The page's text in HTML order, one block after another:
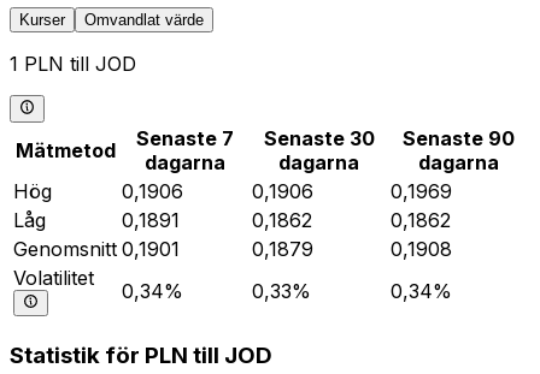
Kurser Omvandlat värde
1 PLN till JOD
Mätmetod
Senaste 7
dagarna
Senaste 30
dagarna
Senaste 90
dagarna
Hög
0,1906 0,1906
0,1969
Låg
0,1891 0,1862
0,1862
Genomsnitt 0,1901 0,1879
0,1908
Volatilitet
0,34% 0,33% 0,34%
Statistik för PLN till JOD